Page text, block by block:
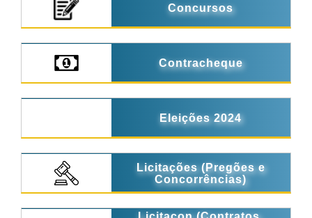
Concursos
Contracheque
Eleições 2024
Licitações (Pregões e
Concorrências)